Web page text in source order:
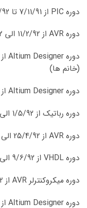
دوره PIC از 7/11/91 تا 19/2/92 (عصر)
دوره AVR از 11/2/92 الی 29/4/92 (صبح)
(خانم ها)
دوره Altium Designer از 22/3/92 الی 22/4/92 (عصر)
دوره رباتیک از 1/5/92 الی 6/6/92 در شیفت صبح
دوره AVR از 25/4/92 الی 1/8/92 در شیفت عصر (خانم ها)
دوره VHDL از 9/6/92 الی 2/7/92 در شیفت صبح
دوره میکروکنترلر AVR از 6/7/92 الی 24/9/92 در شیفت صبح